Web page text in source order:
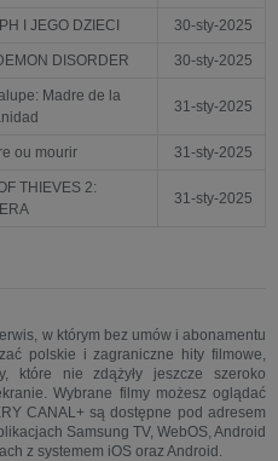
I JEGO DZIECI 30-sty-2025
DISORDER 30-sty-2025
Madre de la
31-sty-2025
ou mourir 31-sty-2025
THIEVES 2:
31-sty-2025
w którym bez umów i abonamentu
polskie i zagraniczne hity filmowe,
które nie zdążyły jeszcze szeroko
Wybrane filmy możesz oglądać
CANAL+ są dostępne pod adresem
Samsung TV, WebOS, Android
z systemem iOS oraz Android.